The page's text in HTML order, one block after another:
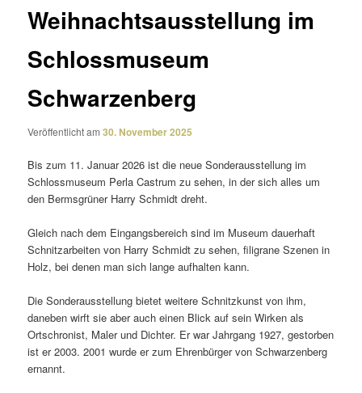
Weihnachtsausstellung im
Schlossmuseum
Schwarzenberg
Veröffentlicht am30. November 2025
Bis zum 11. Januar 2026 ist die neue Sonderausstellung im
Schlossmuseum Perla Castrum zu sehen, in der sich alles um
den Bermsgrüner Harry Schmidt dreht.
Gleich nach dem Eingangsbereich sind im Museum dauer­haft
Schnitzarbeiten von Harry Schmidt zu sehen, fili­grane Szenen in
Holz, bei denen man sich lange aufhalten kann.
Die Sonderausstellung bietet weitere Schnitzkunst von ihm,
daneben wirft sie aber auch einen Blick auf sein Wirken als
Ortschronist, Maler und Dichter. Er war Jahrgang 1927, gestorben
ist er 2003. 2001 wurde er zum Ehrenbürger von Schwarzenberg
ernannt.